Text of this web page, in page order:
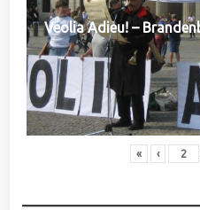
Veolia Adieu! –
« ‹